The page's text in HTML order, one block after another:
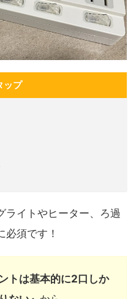
ップ
ライトやヒーター、ろ過
必須です！
トは基本的に2口しか